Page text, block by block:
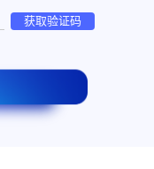
获取验证码